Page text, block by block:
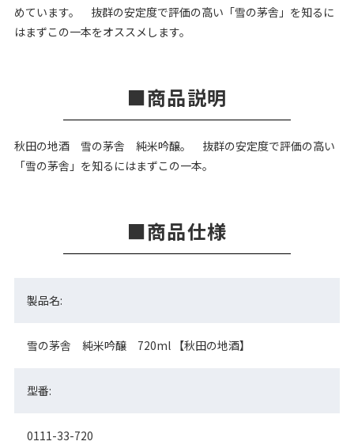
めています。 抜群の安定度で評価の高い「雪の茅舎」を知るに
はまずこの一本をオススメします。
商品説明
秋田の地酒 雪の茅舎 純米吟醸。 抜群の安定度で評価の高い
「雪の茅舎」を知るにはまずこの一本。
商品仕様
製品名:
雪の茅舎 純米吟醸 720ml 【秋田の地酒】
型番:
0111-33-720